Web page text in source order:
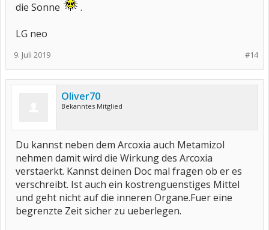
die Sonne
.
LG neo
#14
9. Juli 2019
Oliver70
Bekanntes Mitglied
Du kannst neben dem Arcoxia auch Metamizol
nehmen damit wird die Wirkung des Arcoxia
verstaerkt. Kannst deinen Doc mal fragen ob er es
verschreibt. Ist auch ein kostrenguenstiges Mittel
und geht nicht auf die inneren Organe.Fuer eine
begrenzte Zeit sicher zu ueberlegen.